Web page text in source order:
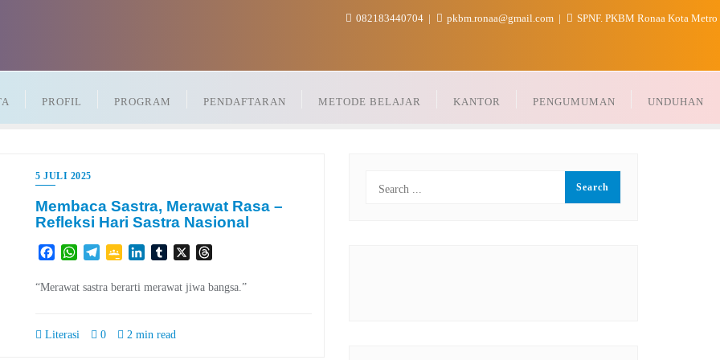
082183440704 pkbm.ronaa@gmail.com SPNF. PKBM Ronaa Kota Metro
PROFIL PROGRAM PENDAFTARAN METODE BELAJAR KANTOR PENGUMUMAN UNDUHAN
5 JULI 2025
Membaca Sastra, Merawat Rasa –
Refleksi Hari Sastra Nasional
FacebookWhatsApp
TelegramGoogleLinkedInTumblr
X
“Merawat sastra berarti merawat jiwa bangsa.”
Literasi 0 2 min read